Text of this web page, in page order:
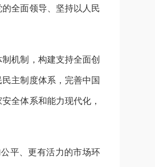
全面领导、坚持以人民
机制，构建支持全面创
主制度体系，完善中国
全体系和能力现代化，
平、更有活力的市场环